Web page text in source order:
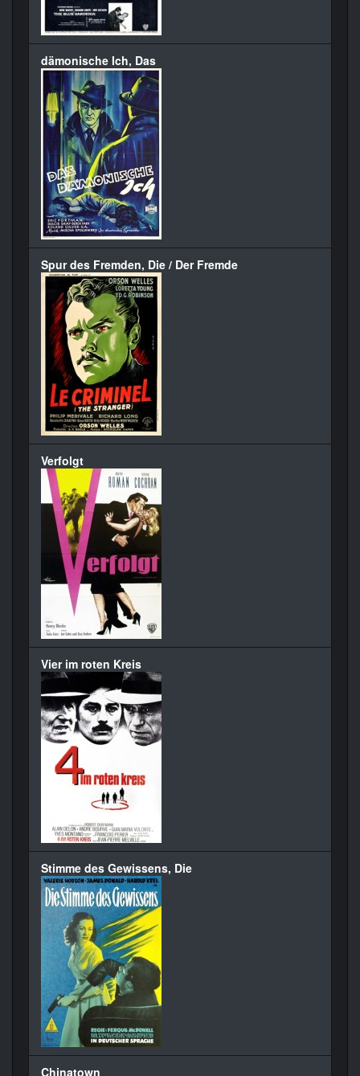
dämonische Ich, Das
Spur des Fremden, Die / Der Fremde
Verfolgt
Vier im roten Kreis
Stimme des Gewissens, Die
Chinatown